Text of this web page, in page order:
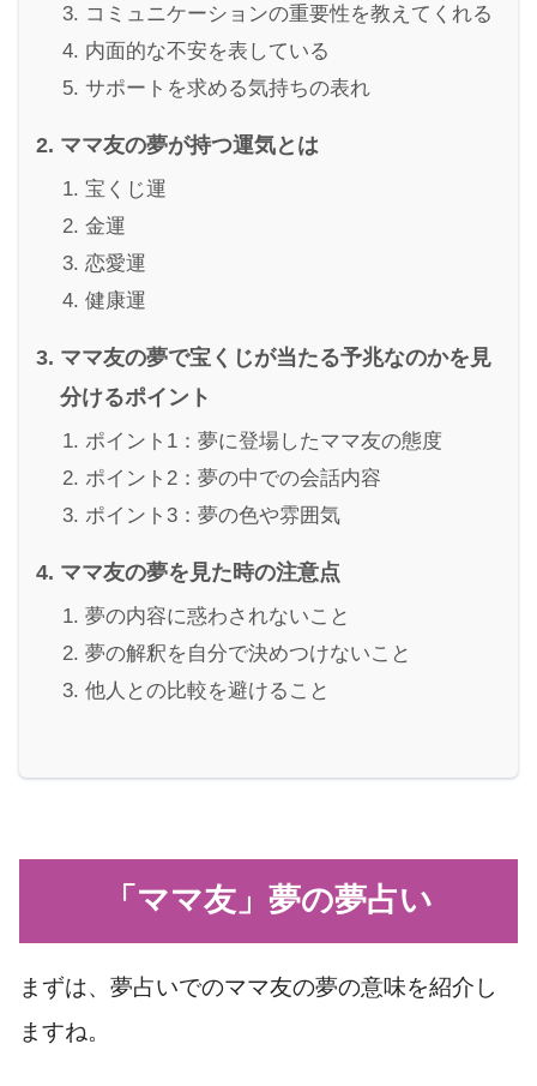
コミュニケーションの重要性を教えてくれる
内面的な不安を表している
サポートを求める気持ちの表れ
ママ友の夢が持つ運気とは
宝くじ運
金運
恋愛運
健康運
ママ友の夢で宝くじが当たる予兆なのかを見
分けるポイント
ポイント1：夢に登場したママ友の態度
ポイント2：夢の中での会話内容
ポイント3：夢の色や雰囲気
ママ友の夢を見た時の注意点
夢の内容に惑わされないこと
夢の解釈を自分で決めつけないこと
他人との比較を避けること
「ママ友」夢の夢占い
まずは、夢占いでのママ友の夢の意味を紹介し
ますね。